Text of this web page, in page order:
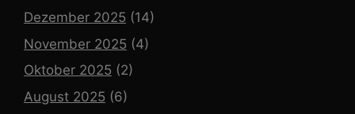
Dezember 2025 (14)
November 2025 (4)
Oktober 2025 (2)
August 2025 (6)